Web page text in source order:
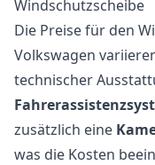
Windschutzscheibe
Die Preise für den
Volkswagen
technischer
zusätzlich eine
was die Kosten